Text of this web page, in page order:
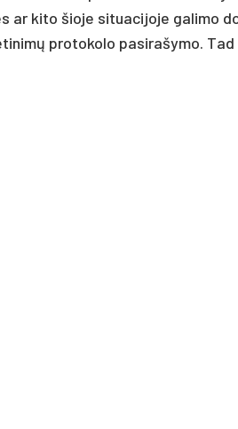
ar ki­to šio­je si­tua­ci­jo­je ga­li­mo
pro­to­ko­lo pa­si­ra­šy­mo.